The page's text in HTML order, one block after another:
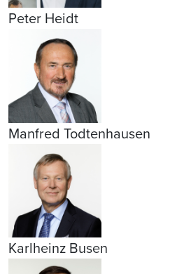
Peter Heidt
Manfred Todtenhausen
Karlheinz Busen